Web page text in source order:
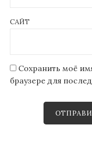
САЙТ
Сохранить моё
браузере для